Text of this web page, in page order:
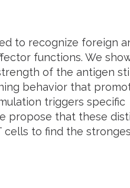
to recognize foreign
functions. We
of the antigen
behavior that
triggers specific
propose that these
cells to find the